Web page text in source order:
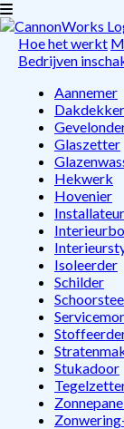
Hoe het werkt
Bedrijven
Aannemer
Dakdekker
Glaszetter
Hekwerk
Hovenier
Installateur
Isoleerder
Schilder
Stukadoor